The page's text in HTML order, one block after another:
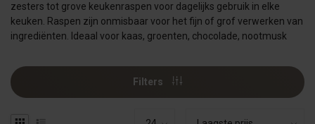
zesters tot grove keukenraspen voor dagelijks gebruik in elke
keuken. Raspen zijn onmisbaar voor het fijn of grof verwerken van
ingrediënten. Ideaal voor kaas, groenten, chocolade, nootmusk
Filters